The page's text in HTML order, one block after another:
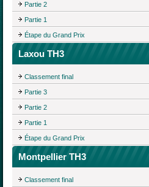
Partie 2
Partie 1
Étape du Grand Prix
Laxou TH3
Classement final
Partie 3
Partie 2
Partie 1
Étape du Grand Prix
Montpellier TH3
Classement final